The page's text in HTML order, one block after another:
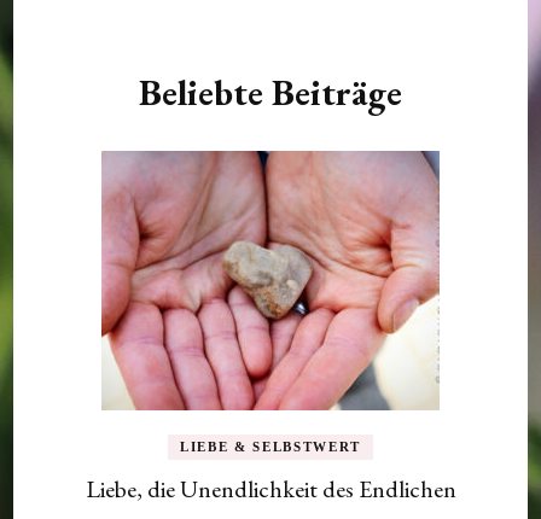
Beliebte Beiträge
LIEBE & SELBSTWERT
Liebe, die Unendlichkeit des Endlichen